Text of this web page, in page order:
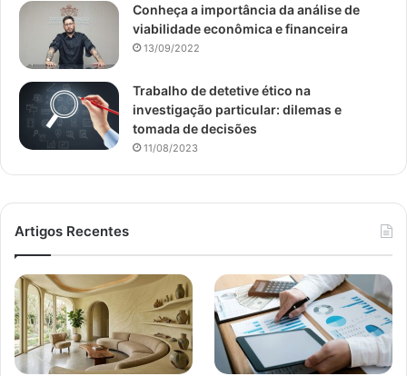
Conheça a importância da análise de
viabilidade econômica e financeira
13/09/2022
Trabalho de detetive ético na
investigação particular: dilemas e
tomada de decisões
11/08/2023
Artigos Recentes